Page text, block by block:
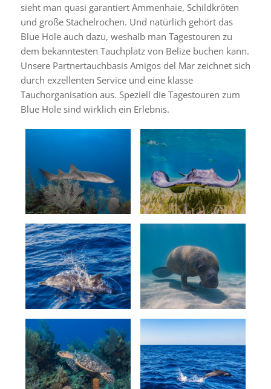
sieht man quasi garantiert Ammenhaie, Schildkröten
und große Stachelrochen. Und natürlich gehört das
Blue Hole auch dazu, weshalb man Tagestouren zu
dem bekanntesten Tauchplatz von Belize buchen kann.
Unsere Partnertauchbasis Amigos del Mar zeichnet sich
durch exzellenten Service und eine klasse
Tauchorganisation aus. Speziell die Tagestouren zum
Blue Hole sind wirklich ein Erlebnis.